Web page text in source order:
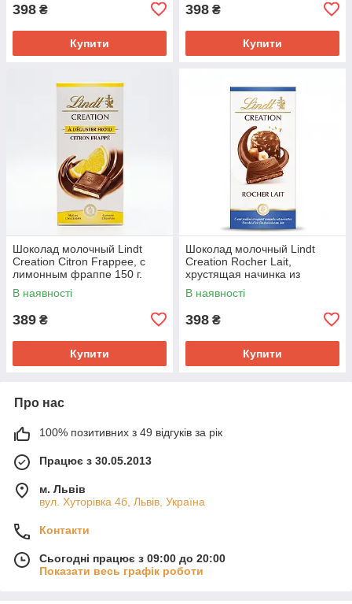
398 ₴
Купити
398 ₴
Купити
Шоколад молочный Lindt
Creation Citron Frappee, с
лимонным фраппе 150 г.
В наявності
389 ₴
Купити
Шоколад молочный Lindt
Creation Rocher Lait,
хрустящая начинка из
стружки фундука Франция
150 г.
В наявності
398 ₴
Купити
Про нас
100% позитивних з 49 відгуків за рік
Працює з 30.05.2013
м. Львів
вул. Хуторівка 4б, Львів, Україна
Контакти
Сьогодні працює з 09:00 до 20:00
Показати весь графік роботи